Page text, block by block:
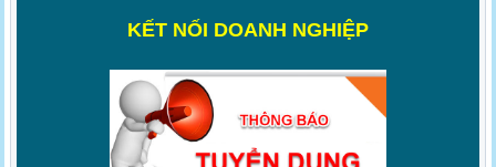
KẾT NỐI DOANH NGHIỆP